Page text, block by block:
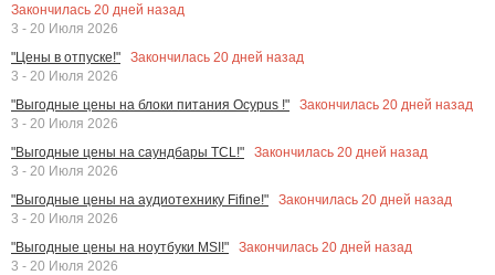
Закончилась 20 дней назад
3 - 20 Июля 2026
"Цены в отпуске!"
Закончилась 20 дней назад
3 - 20 Июля 2026
"Выгодные цены на блоки питания Ocypus !"
Закончилась 20 дней назад
3 - 20 Июля 2026
"Выгодные цены на саундбары TCL!"
Закончилась 20 дней назад
3 - 20 Июля 2026
"Выгодные цены на аудиотехнику Fifine!"
Закончилась 20 дней назад
3 - 20 Июля 2026
"Выгодные цены на ноутбуки MSI!"
Закончилась 20 дней назад
3 - 20 Июля 2026